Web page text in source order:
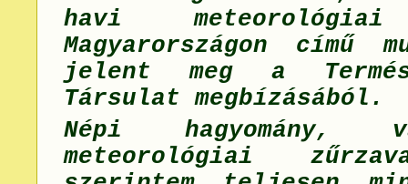
havi meteorológiai
Magyarországon című
jelent meg a
Társulat megbízásából.
Népi hagyomány,
meteorológiai